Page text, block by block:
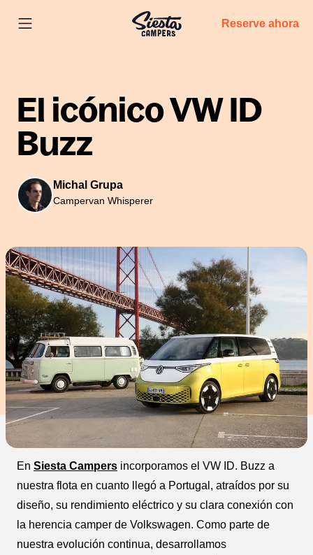
Reserve ahora
El icónico VW ID
Buzz
Michal Grupa
Campervan Whisperer
En Siesta Campers incorporamos el VW ID. Buzz a
nuestra flota en cuanto llegó a Portugal, atraídos por su
diseño, su rendimiento eléctrico y su clara conexión con
la herencia camper de Volkswagen. Como parte de
nuestra evolución continua, desarrollamos